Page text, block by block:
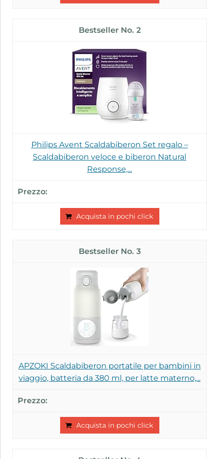
2
Philips Avent Scaldabiberon Set regalo –
Scaldabiberon veloce e biberon Natural
Response,...
Acquista in pochi click
3
APZOKI Scaldabiberon portatile per bambini in
viaggio, batteria da 380 ml, per latte materno,...
Acquista in pochi click